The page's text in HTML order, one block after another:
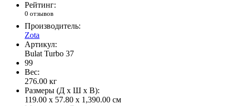
Рейтинг:
0 отзывов
Производитель:
Zota
Артикул:
Bulat Turbo 37
99
Вес:
276.00 кг
Размеры (Д x Ш x В):
119.00 x 57.80 x 1,390.00 см